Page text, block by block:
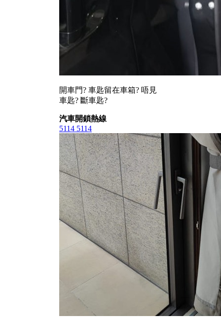
開車門? 車匙留在車箱? 唔見
車匙? 斷車匙?
汽車開鎖熱線
5114 5114